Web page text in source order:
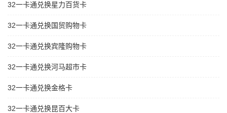
32一卡通兑换星力百货卡
32一卡通兑换国贸购物卡
32一卡通兑换宾隆购物卡
32一卡通兑换河马超市卡
32一卡通兑换金格卡
32一卡通兑换昆百大卡